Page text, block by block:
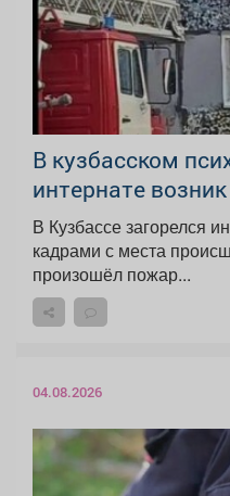
В кузбасском
интернате
В Кузбассе загорелся
кадрами с места происшествия. В
произошёл пожар...
04.08.2026